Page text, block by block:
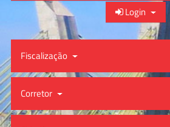
Login
Fiscalização
Corretor